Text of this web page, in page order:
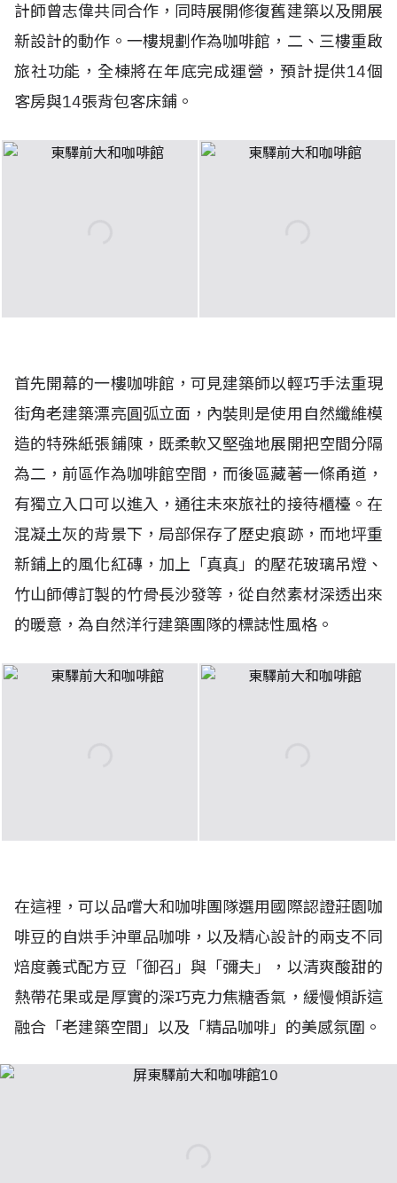
計師曾志偉共同合作，同時展開修復舊建築以及開展
新設計的動作。一樓規劃作為咖啡館，二、三樓重啟
旅社功能，全棟將在年底完成運營，預計提供14個
客房與14張背包客床鋪。
首先開幕的一樓咖啡館，可見建築師以輕巧手法重現
街角老建築漂亮圓弧立面，內裝則是使用自然纖維模
造的特殊紙張鋪陳，既柔軟又堅強地展開把空間分隔
為二，前區作為咖啡館空間，而後區藏著一條甬道，
有獨立入口可以進入，通往未來旅社的接待櫃檯。在
混凝土灰的背景下，局部保存了歷史痕跡，而地坪重
新鋪上的風化紅磚，加上「真真」的壓花玻璃吊燈、
竹山師傅訂製的竹骨長沙發等，從自然素材深透出來
的暖意，為自然洋行建築團隊的標誌性風格。
在這裡，可以品嚐大和咖啡團隊選用國際認證莊園咖
啡豆的自烘手沖單品咖啡，以及精心設計的兩支不同
焙度義式配方豆「御召」與「彌夫」，以清爽酸甜的
熱帶花果或是厚實的深巧克力焦糖香氣，緩慢傾訴這
融合「老建築空間」以及「精品咖啡」的美感氛圍。